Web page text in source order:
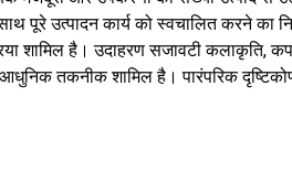
पूरे उत्पादन कार्य को स्वचालित करने का
शामिल है। उदाहरण सजावटी कलाकृति,
तकनीक शामिल है। पारंपरिक